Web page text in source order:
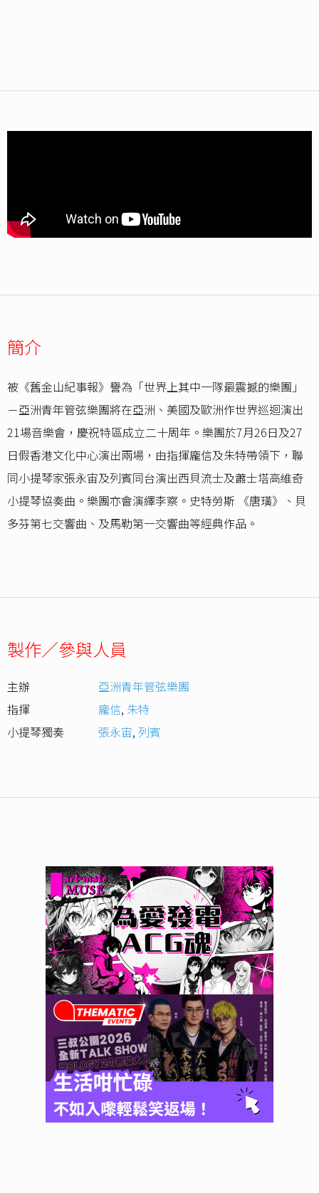
簡介
被《舊金山紀事報》譽為「世界上其中一隊最震撼的樂團」
－亞洲青年管弦樂團將在亞洲、美國及歐洲作世界巡迴演出
21場音樂會，慶祝特區成立二十周年。樂團於7月26日及27
日假香港文化中心演出兩場，由指揮龐信及朱特帶領下，聯
同小提琴家張永宙及列賓同台演出西貝流士及蕭士塔高維奇
小提琴協奏曲。樂團亦會演繹李察。史特勞斯 《唐璜》、貝
多芬第七交響曲、及馬勒第一交響曲等經典作品。
製作／參與人員
主辦
亞洲青年管弦樂團
指揮
龐信, 朱特
小提琴獨奏
張永宙,列賓